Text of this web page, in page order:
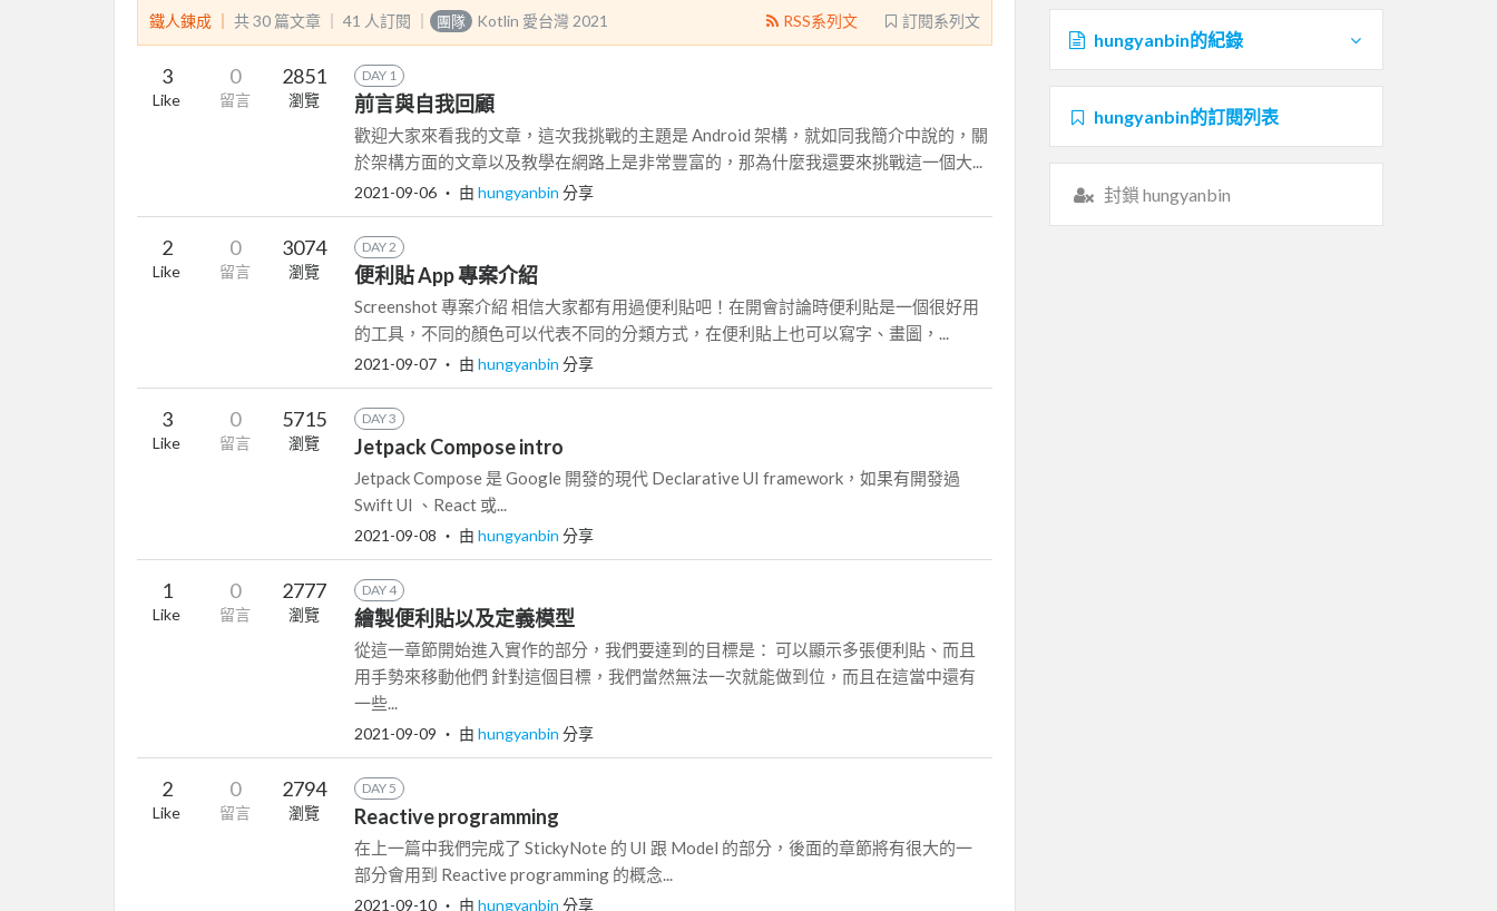
專案連結: https://github.com/hungyanbin/ReactiveStickyNote
鐵人鍊成 ｜ 共 30 篇文章 ｜ 41 人訂閱 訂閱系列文
RSS系列文
團隊 Kotlin 愛台灣 2021
3
Like
0
留言
2851
瀏覽
DAY 1
前言與自我回顧
歡迎大家來看我的文章，這次我挑戰的主題是 Android 架構，就如同我簡介中說的，關
於架構方面的文章以及教學在網路上是非常豐富的，那為什麼我還要來挑戰這一個大...
2021-09-06 ‧ 由 hungyanbin 分享
2
Like
0
留言
3074
瀏覽
DAY 2
便利貼 App 專案介紹
Screenshot 專案介紹 相信大家都有用過便利貼吧！在開會討論時便利貼是一個很好用
的工具，不同的顏色可以代表不同的分類方式，在便利貼上也可以寫字、畫圖，...
2021-09-07 ‧ 由 hungyanbin 分享
3
Like
0
留言
5715
瀏覽
DAY 3
Jetpack Compose intro
Jetpack Compose 是 Google 開發的現代 Declarative UI framework，如果有開發過
Swift UI 、React 或...
2021-09-08 ‧ 由 hungyanbin 分享
1
Like
0
留言
2777
瀏覽
DAY 4
繪製便利貼以及定義模型
從這一章節開始進入實作的部分，我們要達到的目標是： 可以顯示多張便利貼、而且
用手勢來移動他們 針對這個目標，我們當然無法一次就能做到位，而且在這當中還有
一些...
2021-09-09 ‧ 由 hungyanbin 分享
2
Like
0
留言
2794
瀏覽
DAY 5
Reactive programming
在上一篇中我們完成了 StickyNote 的 UI 跟 Model 的部分，後面的章節將有很大的一
部分會用到 Reactive programming 的概念...
2021-09-10 ‧ 由 hungyanbin 分享
hungyanbin的紀錄
hungyanbin的訂閱列表
封鎖 hungyanbin